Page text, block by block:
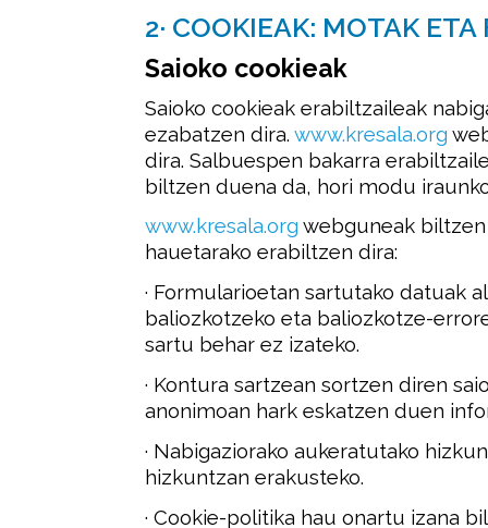
2· COOKIEAK: MOTAK
Saioko cookieak
Saioko cookieak erabiltzaileak
ezabatzen dira. www.kresala.org
dira. Salbuespen bakarra
biltzen duena da, hori modu
www.kresala.org webguneak
hauetarako erabiltzen dira:
· Formularioetan sartutako datuak
baliozkotzeko eta baliozkotze-
sartu behar ez izateko.
· Kontura sartzean sortzen diren
anonimoan hark eskatzen duen
· Nabigaziorako aukeratutako
hizkuntzan erakusteko.
· Cookie-politika hau onartu izana